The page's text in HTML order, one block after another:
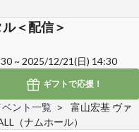
＜配信＞
~ 2025/12/21(日) 14:30
ギフトで応援！
ベント一覧
富山宏基 ヴァ
（ナムホール）